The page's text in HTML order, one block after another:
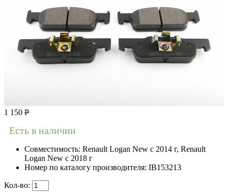
1 150 Р
Есть в наличии
Совместимость: Renault Logan New с 2014 г, Renault
Logan New с 2018 г
Номер по каталогу производителя: IB153213
Кол-во: